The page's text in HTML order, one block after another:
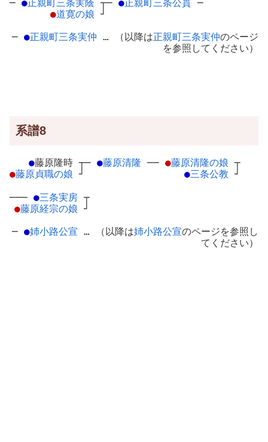
─ ●正親町三条実蔭 ┬
●道寛の娘 ┘
─ ●正親町三条公貫 ─
─ ●正親町三条実仲 … （以降は正親町三条実仲のページ
を参照してください）
系譜8
●藤原隆時 ┬
●藤原貞職の娘 ┘
─ ●藤原清隆 ── ●藤原清隆の娘 ┬
●三条公教 ┘
─── ●三条実房 ┬
●藤原経宗の娘 ┘
─ ●姉小路公宣 … （以降は姉小路公宣のページを参照し
てください）